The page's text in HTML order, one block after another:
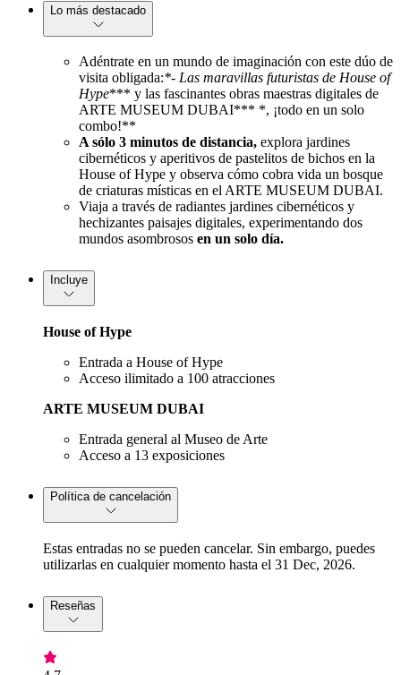
Lo más destacado
Adéntrate en un mundo de imaginación con este dúo de
visita obligada:*- Las maravillas futuristas de House of
Hype*** y las fascinantes obras maestras digitales de
ARTE MUSEUM DUBAI*** *, ¡todo en un solo
combo!**
A sólo 3 minutos de distancia, explora jardines
cibernéticos y aperitivos de pastelitos de bichos en la
House of Hype y observa cómo cobra vida un bosque
de criaturas místicas en el ARTE MUSEUM DUBAI.
Viaja a través de radiantes jardines cibernéticos y
hechizantes paisajes digitales, experimentando dos
mundos asombrosos en un solo día.
Incluye
House of Hype
Entrada a House of Hype
Acceso ilimitado a 100 atracciones
ARTE MUSEUM DUBAI
Entrada general al Museo de Arte
Acceso a 13 exposiciones
Política de cancelación
Estas entradas no se pueden cancelar. Sin embargo, puedes
utilizarlas en cualquier momento hasta el 31 Dec, 2026.
Reseñas